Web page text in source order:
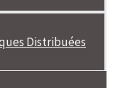
Distribuées